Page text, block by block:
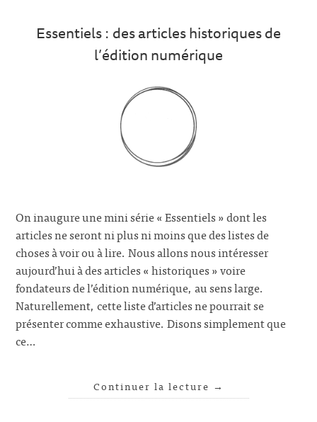
Essentiels : des articles historiques de
l’édition numérique
On inaugure une mini série « Essentiels » dont les
articles ne seront ni plus ni moins que des listes de
choses à voir ou à lire. Nous allons nous intéresser
aujourd’hui à des articles « historiques » voire
fondateurs de l’édition numérique, au sens large.
Naturellement, cette liste d’articles ne pourrait se
présenter comme exhaustive. Disons simplement que
ce…
Continuer la lecture →